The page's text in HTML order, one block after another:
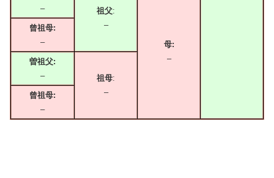
–
祖父:
–
母:
–
曾祖母:
–
曽祖父:
–
祖母:
–
曾祖母:
–